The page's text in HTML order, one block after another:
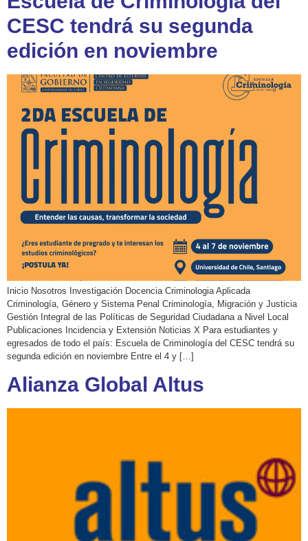
CESC tendrá su segunda
edición en noviembre
Inicio Nosotros Investigación Docencia Criminologia Aplicada
Criminología, Género y Sistema Penal Criminología, Migración y Justicia
Gestión Integral de las Políticas de Seguridad Ciudadana a Nivel Local
Publicaciones Incidencia y Extensión Noticias X Para estudiantes y
egresados de todo el país: Escuela de Criminología del CESC tendrá su
segunda edición en noviembre Entre el 4 y […]
Alianza Global Altus